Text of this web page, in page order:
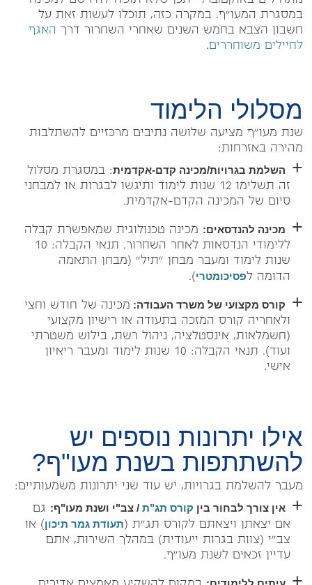
במסגרת המעו"ף. במקרה כזה, תוכלו לעשות זאת על
חשבון הצבא בחמש השנים שאחרי השחרור דרך האגף
לחיילים משוחררים.
מסלולי הלימוד
שנת מעו"ף מציעה שלושה נתיבים מרכזיים להשתלבות
מהירה באזרחות:
השלמת בגרויות/מכינה קדם-אקדמית: במסגרת מסלול
זה תשלימו 12 שנות לימוד ותיגשו לבגרות או למבחני
סיום של המכינה הקדם-אקדמית.
מכינה להנדסאים: מכינה טכנולוגית שמאפשרת קבלה
ללימודי הנדסאות לאחר השחרור. תנאי הקבלה: 10
שנות לימוד ומעבר מבחן "תיל" (מבחן התאמה
הדומה לפסיכומטרי).
קורס מקצועי של משרד העבודה: מכינה של חודש וחצי
ולאחריה קורס המזכה בתעודה או רישיון מקצועי
(חשמלאות, אינסטלציה, ניהול רשת, בילוש משטרתי
ועוד). תנאי הקבלה: 10 שנות לימוד ומעבר ריאיון
אישי.
אילו יתרונות נוספים יש
להשתתפות בשנת מעו"ף?
מעבר להשלמת בגרויות, יש עוד שני יתרונות משמעותיים:
אין צורך לבחור בין קורס תג"ת / צב"י ושנת מעו"ף: גם
אם יצאתן ויצאתם לקורס תג"ת (תעודת גמר תיכון) או
צב"י (צוות בגרות ייעודית) במהלך השירות, אתם
עדיין זכאים לשנת מעו"ף.